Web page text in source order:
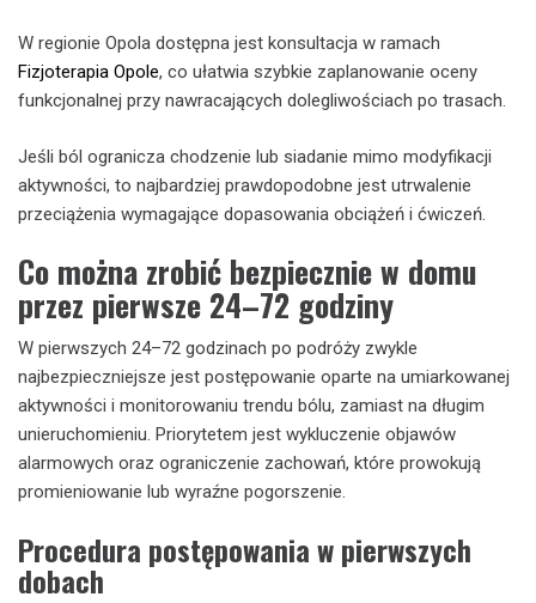
W regionie Opola dostępna jest konsultacja w ramach
Fizjoterapia Opole, co ułatwia szybkie zaplanowanie oceny
funkcjonalnej przy nawracających dolegliwościach po trasach.
Jeśli ból ogranicza chodzenie lub siadanie mimo modyfikacji
aktywności, to najbardziej prawdopodobne jest utrwalenie
przeciążenia wymagające dopasowania obciążeń i ćwiczeń.
Co można zrobić bezpiecznie w domu
przez pierwsze 24–72 godziny
W pierwszych 24–72 godzinach po podróży zwykle
najbezpieczniejsze jest postępowanie oparte na umiarkowanej
aktywności i monitorowaniu trendu bólu, zamiast na długim
unieruchomieniu. Priorytetem jest wykluczenie objawów
alarmowych oraz ograniczenie zachowań, które prowokują
promieniowanie lub wyraźne pogorszenie.
Procedura postępowania w pierwszych
dobach